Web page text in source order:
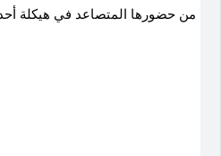
من حضورها المتصاعد في هيكلة أحد